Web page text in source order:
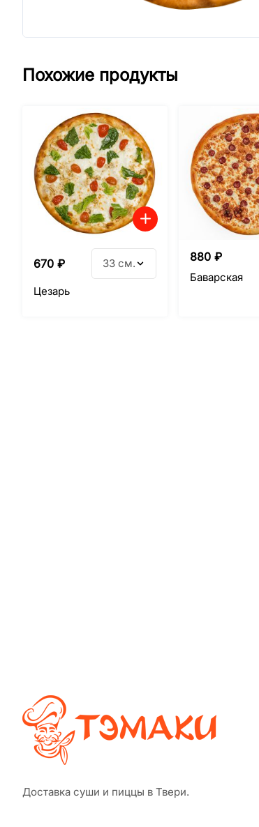
Похожие продукты
670 ₽ 33 см.
Цезарь
880 ₽
Баварская
Доставка суши и пиццы в Твери.